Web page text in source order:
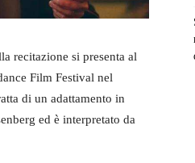
recitazione si presenta al
Film Festival nel
di un adattamento in
ed è interpretato da